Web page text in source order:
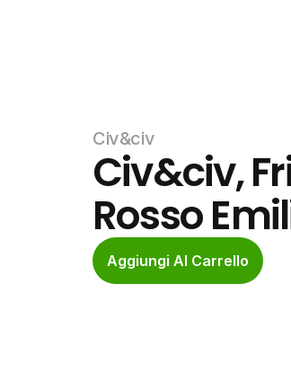
Civ&civ
Civ&civ,
Rosso
Aggiungi Al Carrello